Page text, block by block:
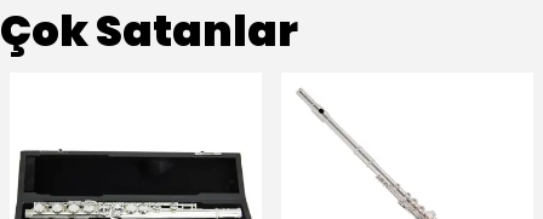
Çok Satanlar